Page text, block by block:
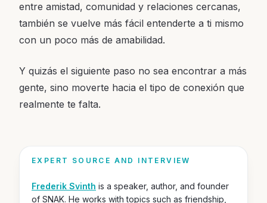
entre amistad, comunidad y relaciones cercanas,
también se vuelve más fácil entenderte a ti mismo
con un poco más de amabilidad.
Y quizás el siguiente paso no sea encontrar a más
gente, sino moverte hacia el tipo de conexión que
realmente te falta.
EXPERT SOURCE AND INTERVIEW
Frederik Svinth is a speaker, author, and founder
of SNAK. He works with topics such as friendship,